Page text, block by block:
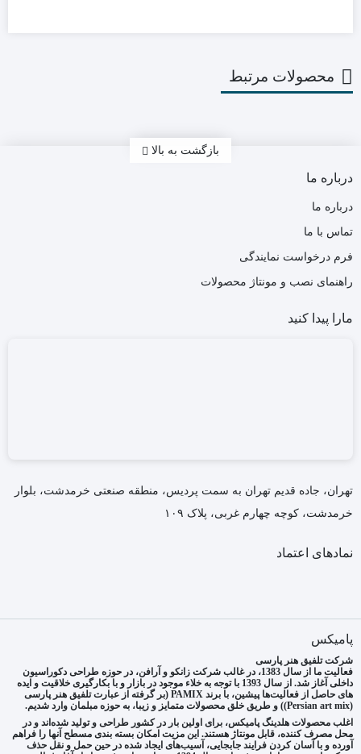
محصولات مرتبط
بازگشت به بالا
درباره ما
درباره ما
تماس با ما
فرم درخواست نمایندگی
راهنمای نصب و مونتاژ محصولات
مارا پیدا کنید
تهران، جاده قدیم تهران به سمت پردیس، منطقه صنعتی خرمدشت، بلوار
خرمدشت، کوچه چهارم غربی، پلاک ۱۰۹
نمادهای اعتماد
پامیکس
شرکت تلفیق هنر پارسی
فعالیت ما از سال 1383، در غالب شرکت زانکو و آرافن، در حوزه طراحی دکوراسیون
داخلی آغاز شد. از سال 1393 با توجه به خلاء موجود در بازار و با بکارگیری خلاقیت و ایده
های حاصل از فعالیت‌ها پیشین، با برند PAMIX (بر گرفته از عبارت تلفیق هنر پارسی
(Persian art mix)) و طریق خلق محصولات متمایز و زیبا، به حوزه مبلمان وارد شدیم.
اغلب محصولات هلدینگ پامیکس، برای اولین بار در کشور طراحی و تولید شده‌اند و در
محل مصرف کننده، قابل مونتاژ هستند. این مزیت امکان بسته بندی مسطح آنها را فراهم
آورده و با آسان کردن فرایند جابجایی، آسیب‌های ایجاد شده در حین حمل و نقل حذف